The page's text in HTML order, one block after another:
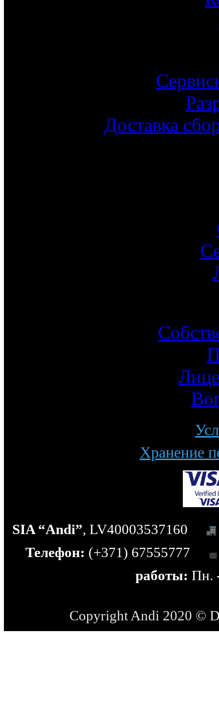
Доставка
Хранение
SIA “Andi”, LV40003537160
Телефон: (+371) 67555777
работы: Пн.
Copyright Andi 2020 ©